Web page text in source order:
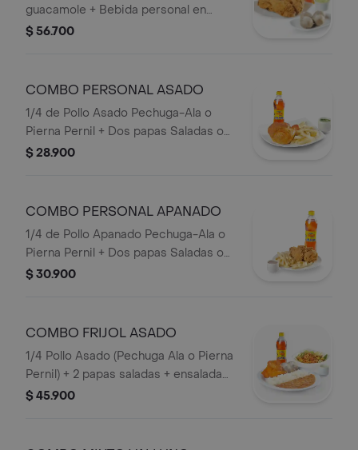
guacamole + Bebida personal en
Botella.
$ 56.700
COMBO PERSONAL ASADO
1/4 de Pollo Asado Pechuga-Ala o
Pierna Pernil + Dos papas Saladas o
Francesa o Papa Artesanal + Bebida
$ 28.900
COMBO PERSONAL APANADO
1/4 de Pollo Apanado Pechuga-Ala o
Pierna Pernil + Dos papas Saladas o
Francesa o papa Artesanal + Bebida
$ 30.900
COMBO FRIJOL ASADO
1/4 Pollo Asado (Pechuga Ala o Pierna
Pernil) + 2 papas saladas + ensalada
caribe mediana + arroz + frijol+
$ 45.900